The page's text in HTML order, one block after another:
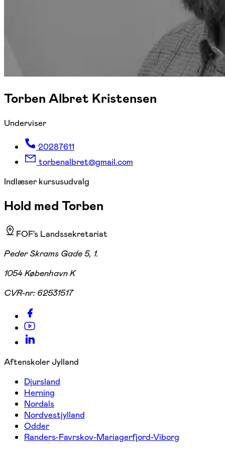
Torben Albret Kristensen
Underviser
20287611
torbenalbret@gmail.com
Indlæser kursusudvalg
Hold med Torben
FOF's Landssekretariat
Peder Skrams Gade 5, 1.
1054 København K
CVR-nr: 62531517
Aftenskoler Jylland
Djursland
Herning
Nordals
Nordvestjylland
Odder
Randers-Favrskov-Mariagerfjord-Viborg